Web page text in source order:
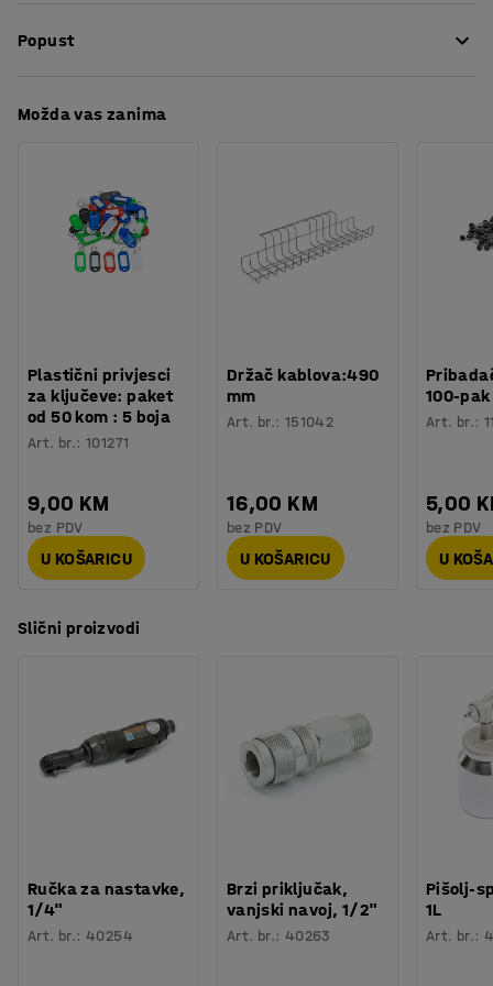
Procjena vremena
Popust
Možda vas zanima
Plastični privjesci
za ključeve: paket
od 50 kom : 5 boja
Art. br.:101271
9,00 KM
bez PDV
U KOŠARICU
Držač kablova:490
mm
Art. br.: 151042
16,00 KM
bez PDV
U KOŠARICU
100-pak
Art. br.:
5,00
bez PDV
U
Slični proizvodi
Ručka za nastavke,
1/4"
Art. br.: 40254
Brzi priključak,
vanjski navoj, 1/2"
Art. br.: 40263
Pišolj-
1L
Art. br.: